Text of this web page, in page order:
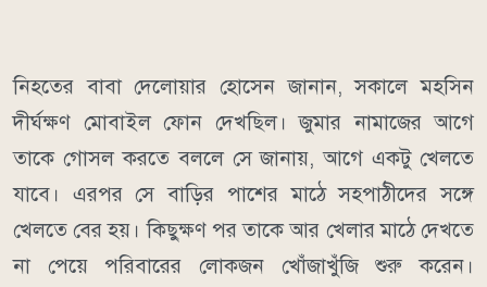
নিহতের বাবা দেলোয়ার হোসেন জানান, সকালে মহসিন
দীর্ঘক্ষণ মোবাইল ফোন দেখছিল। জুমার নামাজের আগে
তাকে গোসল করতে বললে সে জানায়, আগে একটু খেলতে
যাবে। এরপর সে বাড়ির পাশের মাঠে সহপাঠীদের সঙ্গে
খেলতে বের হয়। কিছুক্ষণ পর তাকে আর খেলার মাঠে দেখতে
না পেয়ে পরিবারের লোকজন খোঁজাখুঁজি শুরু করেন।